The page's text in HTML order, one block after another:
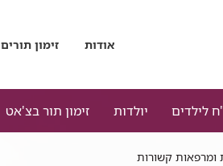
אודות זימון תורים
לילדים יולדות זימון תור בצ'אט
ומרפאות קשורות